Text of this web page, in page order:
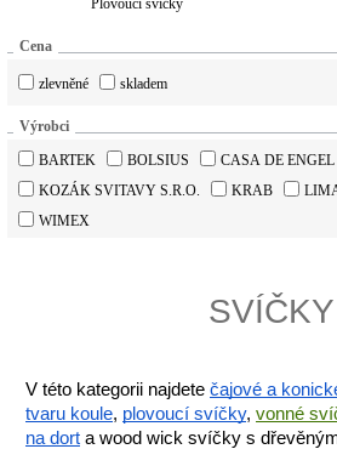
Cena
zlevněné skladem
Výrobci
BARTEK
BOLSIUS
CASA DE ENGEL
KOZÁK SVITAVY S.R.O.
KRAB
WIMEX
SVÍČKY
V této kategorii najdete čajové a
tvaru koule, plovoucí svíčky, vonné
na dort a wood wick svíčky s